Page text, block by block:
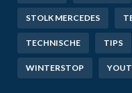
STOLK MERCEDES
TECHNISCHE TIPS
WINTERSTOP